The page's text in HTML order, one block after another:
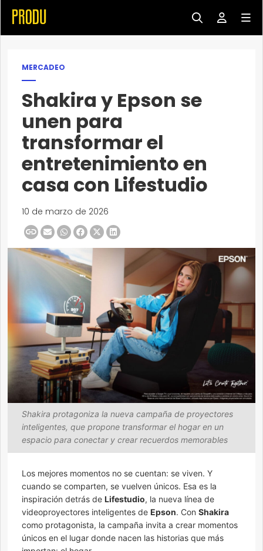
MERCADEO
Shakira y Epson se
unen para
transformar el
entretenimiento en
casa con Lifestudio
10 de marzo de 2026
Shakira protagoniza la nueva campaña de proyectores
inteligentes, que propone transformar el hogar en un
espacio para conectar y crear recuerdos memorables
Los mejores momentos no se cuentan: se viven. Y
cuando se comparten, se vuelven únicos. Esa es la
inspiración detrás de Lifestudio, la nueva línea de
videoproyectores inteligentes de Epson. Con Shakira
como protagonista, la campaña invita a crear momentos
únicos en el lugar donde nacen las historias que más